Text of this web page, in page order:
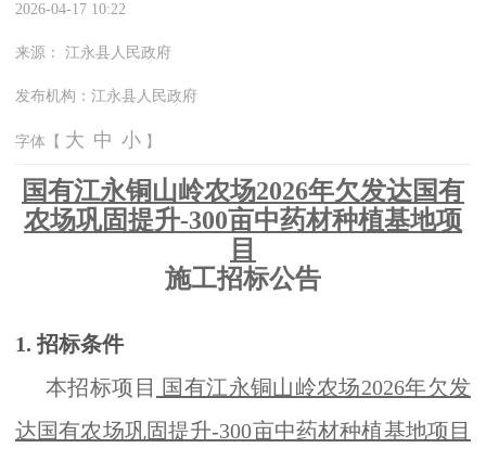
2026-04-17 10:22
来源： 江永县人民政府
发布机构： 江永县人民政府
字体【 大 中 小 】
国有江永铜山岭农场2026年欠发达国有
农场巩固提升-300亩中药材种植基地项
目
施工招标公告
1. 招标条件
本招标项目 国有江永铜山岭农场2026年欠发
达国有农场巩固提升-300亩中药材种植基地项目